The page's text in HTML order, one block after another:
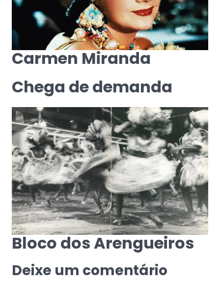
Carmen Miranda
Chega de demanda
Bloco dos Arengueiros
Deixe um comentário